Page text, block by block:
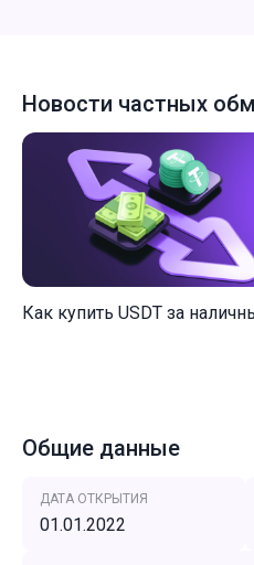
Новости частных
Как купить USDT за
Общие данные
ДАТА ОТКРЫТИЯ
01.01.2022